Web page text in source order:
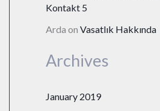
Kontakt 5
Arda on Vasatlık Hakkında
Archives
January 2019